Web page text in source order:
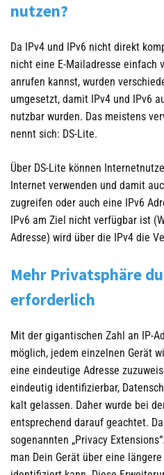
nutzen?
Da IPv4 und IPv6 nicht direkt
nicht eine E-Mailadresse einfach
anrufen kannst, wurden
umgesetzt, damit IPv4 und IPv6
nutzbar wurden. Das meistens
nennt sich: DS-Lite.
Über DS-Lite können
Internet verwenden und damit
zugreifen oder auch eine IPv6
IPv6 am Ziel nicht verfügbar ist
Adresse) wird über die IPv4 die
Mehr Privatsphäre
erforderlich
Mit der gigantischen Zahl an IP-
möglich, jedem einzelnen Gerät
eine eindeutige Adresse
eindeutig identifizierbar,
kalt gelassen. Daher wurde bei
entsprechend darauf geachtet.
sogenannten „Privacy
man Dein Gerät über eine